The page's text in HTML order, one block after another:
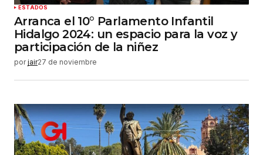
ESTADOS
Arranca el 10° Parlamento Infantil
Hidalgo 2024: un espacio para la voz y
participación de la niñez
por jair27 de noviembre